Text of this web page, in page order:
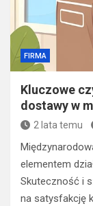
FIRMA
Kluczowe
dostawy w
2 lata temu
elementem
Skuteczność i
na satysfakcję